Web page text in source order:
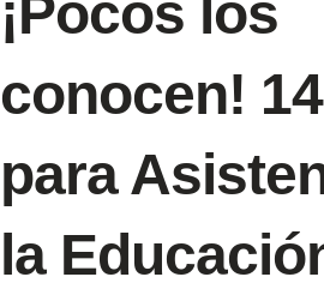
¡Pocos los
conocen!
para
la